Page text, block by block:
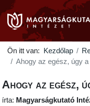
Ön itt van: Kezdőlap
Ahogy az egész, úgy a
Ahogy az egész,
írta: Magyarságkutató